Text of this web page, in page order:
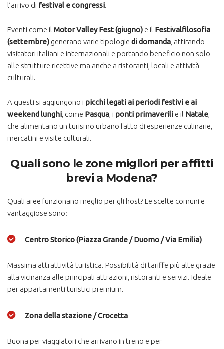
l’arrivo di festival e congressi.
Eventi come il Motor Valley Fest (giugno) e il Festivalfilosofia
(settembre) generano varie tipologie di domanda , attirando
visitatori italiani e internazionali e portando beneficio non solo
alle strutture ricettive ma anche a ristoranti, locali e attività
culturali.
A questi si aggiungono i picchi legati ai periodi festivi e ai
weekend lunghi , come Pasqua , i ponti primaverili e il Natale
che alimentano un turismo urbano fatto di esperienze culinarie,
mercatini e visite culturali.
Quali sono le zone migliori per affitti
brevi a Modena?
Quali aree funzionano meglio per gli host? Le scelte comuni e
vantaggiose sono:
Centro Storico (Piazza Grande / Duomo / Via Emilia)
Massima attrattività turistica. Possibilità di tariffe più alte grazie
alla vicinanza alle principali attrazioni, ristoranti e servizi. Ideale
per appartamenti turistici premium.
Zona della stazione / Crocetta
Buona per viaggiatori che arrivano in treno e per